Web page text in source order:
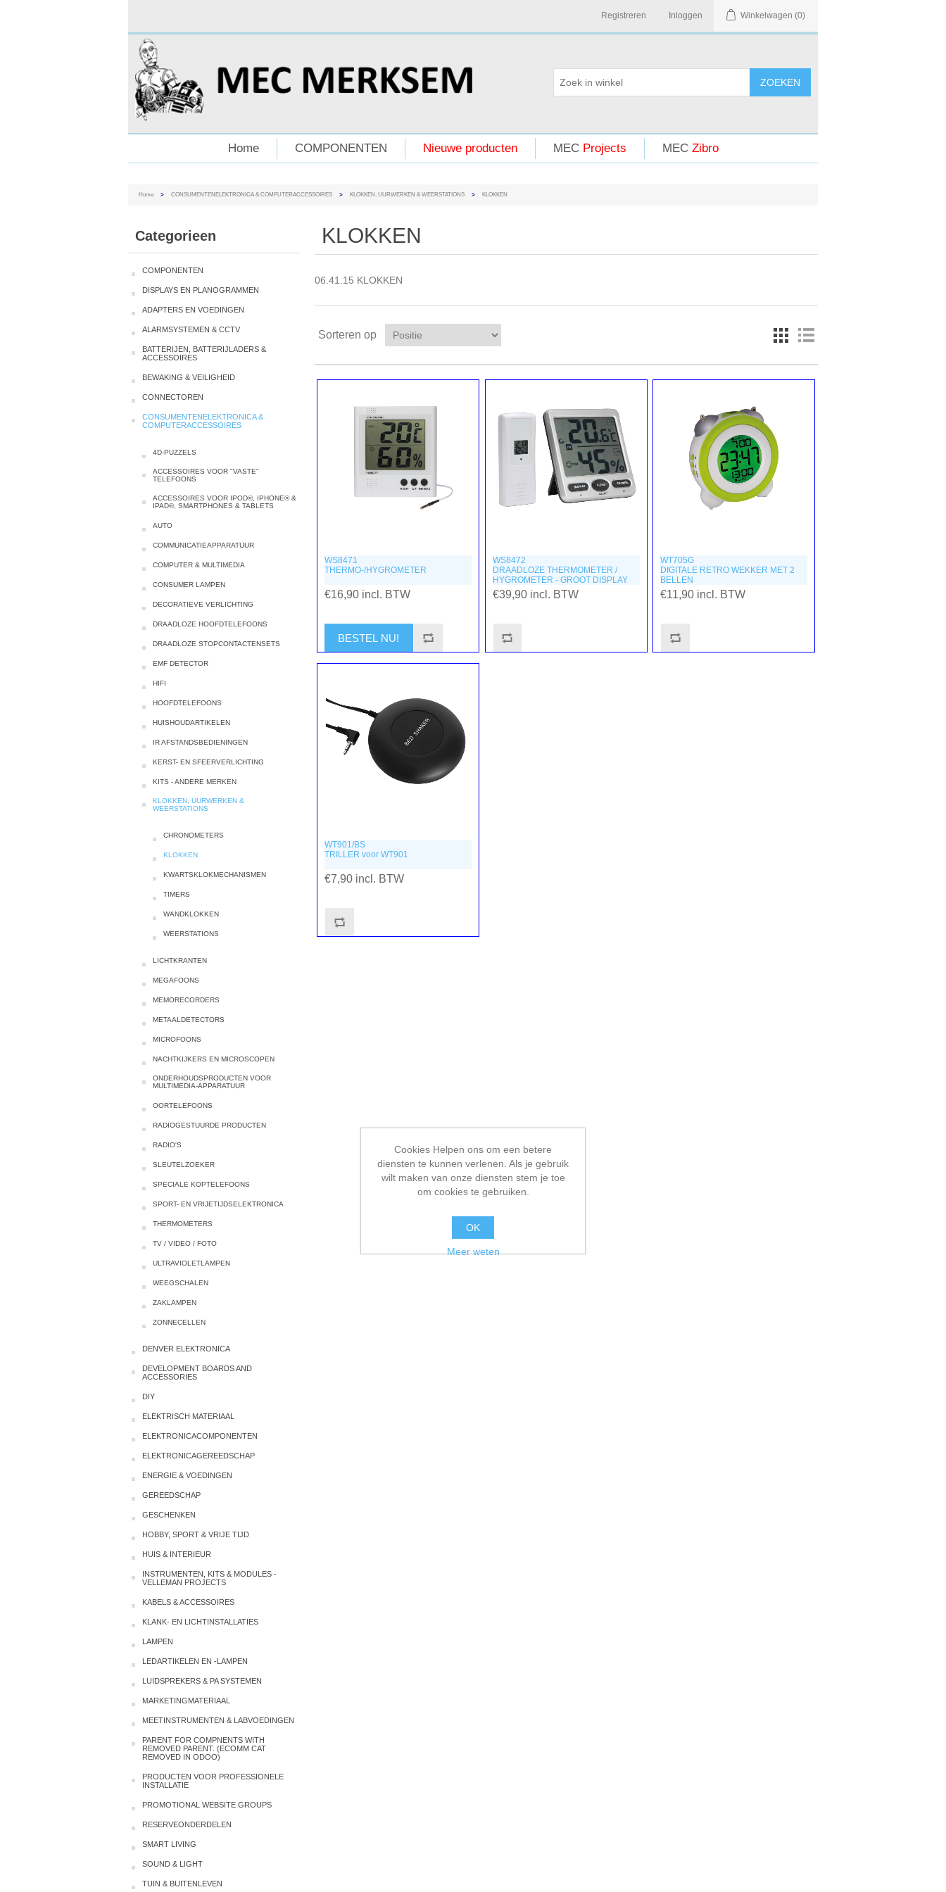
Registreren Inloggen Winkelwagen (0)
Home COMPONENTEN Nieuwe producten MEC Projects MEC Zibro
Home > CONSUMENTENELEKTRONICA & COMPUTERACCESSOIRES > KLOKKEN, UURWERKEN & WEERSTATIONS > KLOKKEN
Categorieen
COMPONENTEN
DISPLAYS EN PLANOGRAMMEN
ADAPTERS EN VOEDINGEN
ALARMSYSTEMEN & CCTV
BATTERIJEN, BATTERIJLADERS &
ACCESSOIRES
BEWAKING & VEILIGHEID
CONNECTOREN
CONSUMENTENELEKTRONICA &
COMPUTERACCESSOIRES
4D-PUZZELS
ACCESSOIRES VOOR "VASTE"
TELEFOONS
ACCESSOIRES VOOR IPOD®, IPHONE® &
IPAD®, SMARTPHONES & TABLETS
AUTO
COMMUNICATIEAPPARATUUR
COMPUTER & MULTIMEDIA
CONSUMER LAMPEN
DECORATIEVE VERLICHTING
DRAADLOZE HOOFDTELEFOONS
DRAADLOZE STOPCONTACTENSETS
EMF DETECTOR
HIFI
HOOFDTELEFOONS
HUISHOUDARTIKELEN
IR AFSTANDSBEDIENINGEN
KERST- EN SFEERVERLICHTING
KITS - ANDERE MERKEN
KLOKKEN, UURWERKEN &
WEERSTATIONS
CHRONOMETERS
KLOKKEN
KWARTSKLOKMECHANISMEN
TIMERS
WANDKLOKKEN
WEERSTATIONS
LICHTKRANTEN
MEGAFOONS
MEMORECORDERS
METAALDETECTORS
MICROFOONS
NACHTKIJKERS EN MICROSCOPEN
ONDERHOUDSPRODUCTEN VOOR
MULTIMEDIA-APPARATUUR
OORTELEFOONS
RADIOGESTUURDE PRODUCTEN
RADIO'S
SLEUTELZOEKER
SPECIALE KOPTELEFOONS
SPORT- EN VRIJETIJDSELEKTRONICA
THERMOMETERS
TV / VIDEO / FOTO
ULTRAVIOLETLAMPEN
WEEGSCHALEN
ZAKLAMPEN
ZONNECELLEN
DENVER ELEKTRONICA
DEVELOPMENT BOARDS AND
ACCESSORIES
DIY
ELEKTRISCH MATERIAAL
ELEKTRONICACOMPONENTEN
ELEKTRONICAGEREEDSCHAP
ENERGIE & VOEDINGEN
GEREEDSCHAP
GESCHENKEN
HOBBY, SPORT & VRIJE TIJD
HUIS & INTERIEUR
INSTRUMENTEN, KITS & MODULES -
VELLEMAN PROJECTS
KABELS & ACCESSOIRES
KLANK- EN LICHTINSTALLATIES
LAMPEN
LEDARTIKELEN EN -LAMPEN
LUIDSPREKERS & PA SYSTEMEN
MARKETINGMATERIAAL
MEETINSTRUMENTEN & LABVOEDINGEN
PARENT FOR COMPNENTS WITH
REMOVED PARENT. (ECOMM CAT
REMOVED IN ODOO)
PRODUCTEN VOOR PROFESSIONELE
INSTALLATIE
PROMOTIONAL WEBSITE GROUPS
RESERVEONDERDELEN
SMART LIVING
SOUND & LIGHT
TUIN & BUITENLEVEN
KLOKKEN
06.41.15 KLOKKEN
Sorteren op
WS8471
THERMO-/HYGROMETER
€16,90 incl. BTW
WS8472
DRAADLOZE THERMOMETER /
HYGROMETER - GROOT DISPLAY
€39,90 incl. BTW
WT705G
DIGITALE RETRO WEKKER MET 2
BELLEN
€11,90 incl. BTW
WT901/BS
TRILLER voor WT901
€7,90 incl. BTW
Cookies Helpen ons om een betere
diensten te kunnen verlenen. Als je gebruik
wilt maken van onze diensten stem je toe
om cookies te gebruiken.
OK
Meer weten